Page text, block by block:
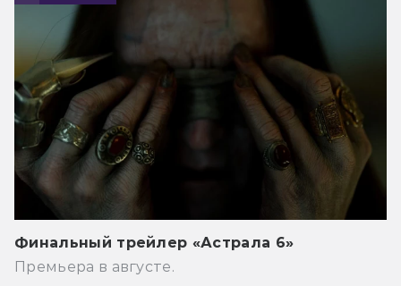
Финальный трейлер «Астрала 6»
Премьера в августе.